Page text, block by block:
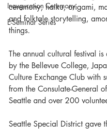
Inauguration Ceremony
E-Seminar Series
ceremony, haiku, origami,
and folktale storytelling,
things.
The annual cultural festival is
by the Bellevue College,
Culture Exchange Club with
from the Consulate-General
Seattle and over 200
Seattle Special District gave